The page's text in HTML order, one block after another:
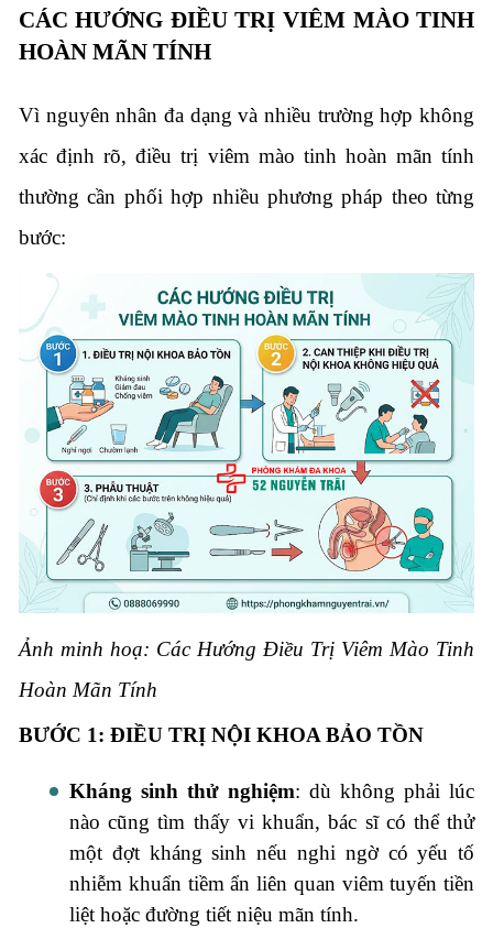
CÁC HƯỚNG ĐIỀU TRỊ VIÊM MÀO TINH
HOÀN MÃN TÍNH
Vì nguyên nhân đa dạng và nhiều trường hợp không
xác định rõ, điều trị viêm mào tinh hoàn mãn tính
thường cần phối hợp nhiều phương pháp theo từng
bước:
Ảnh minh hoạ: Các Hướng Điều Trị Viêm Mào Tinh
Hoàn Mãn Tính
BƯỚC 1: ĐIỀU TRỊ NỘI KHOA BẢO TỒN
Kháng sinh thử nghiệm: dù không phải lúc
nào cũng tìm thấy vi khuẩn, bác sĩ có thể thử
một đợt kháng sinh nếu nghi ngờ có yếu tố
nhiễm khuẩn tiềm ẩn liên quan viêm tuyến tiền
liệt hoặc đường tiết niệu mãn tính.